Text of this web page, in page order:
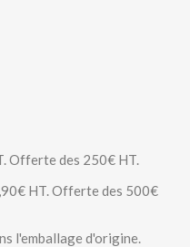
Offerte des 250€ HT.
HT. Offerte des 500€
l'emballage d'origine.